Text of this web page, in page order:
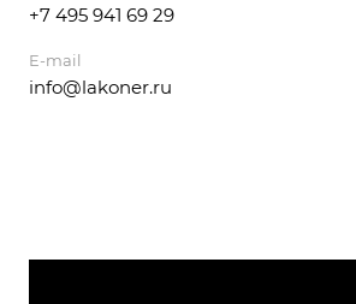
+7 495 941 69 29
E-mail
info@lakoner.ru